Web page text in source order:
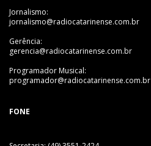
Jornalismo:
jornalismo@radiocatarinense.com.br
Gerência:
gerencia@radiocatarinense.com.br
Programador Musical:
programador@radiocatarinense.com.br
FONE